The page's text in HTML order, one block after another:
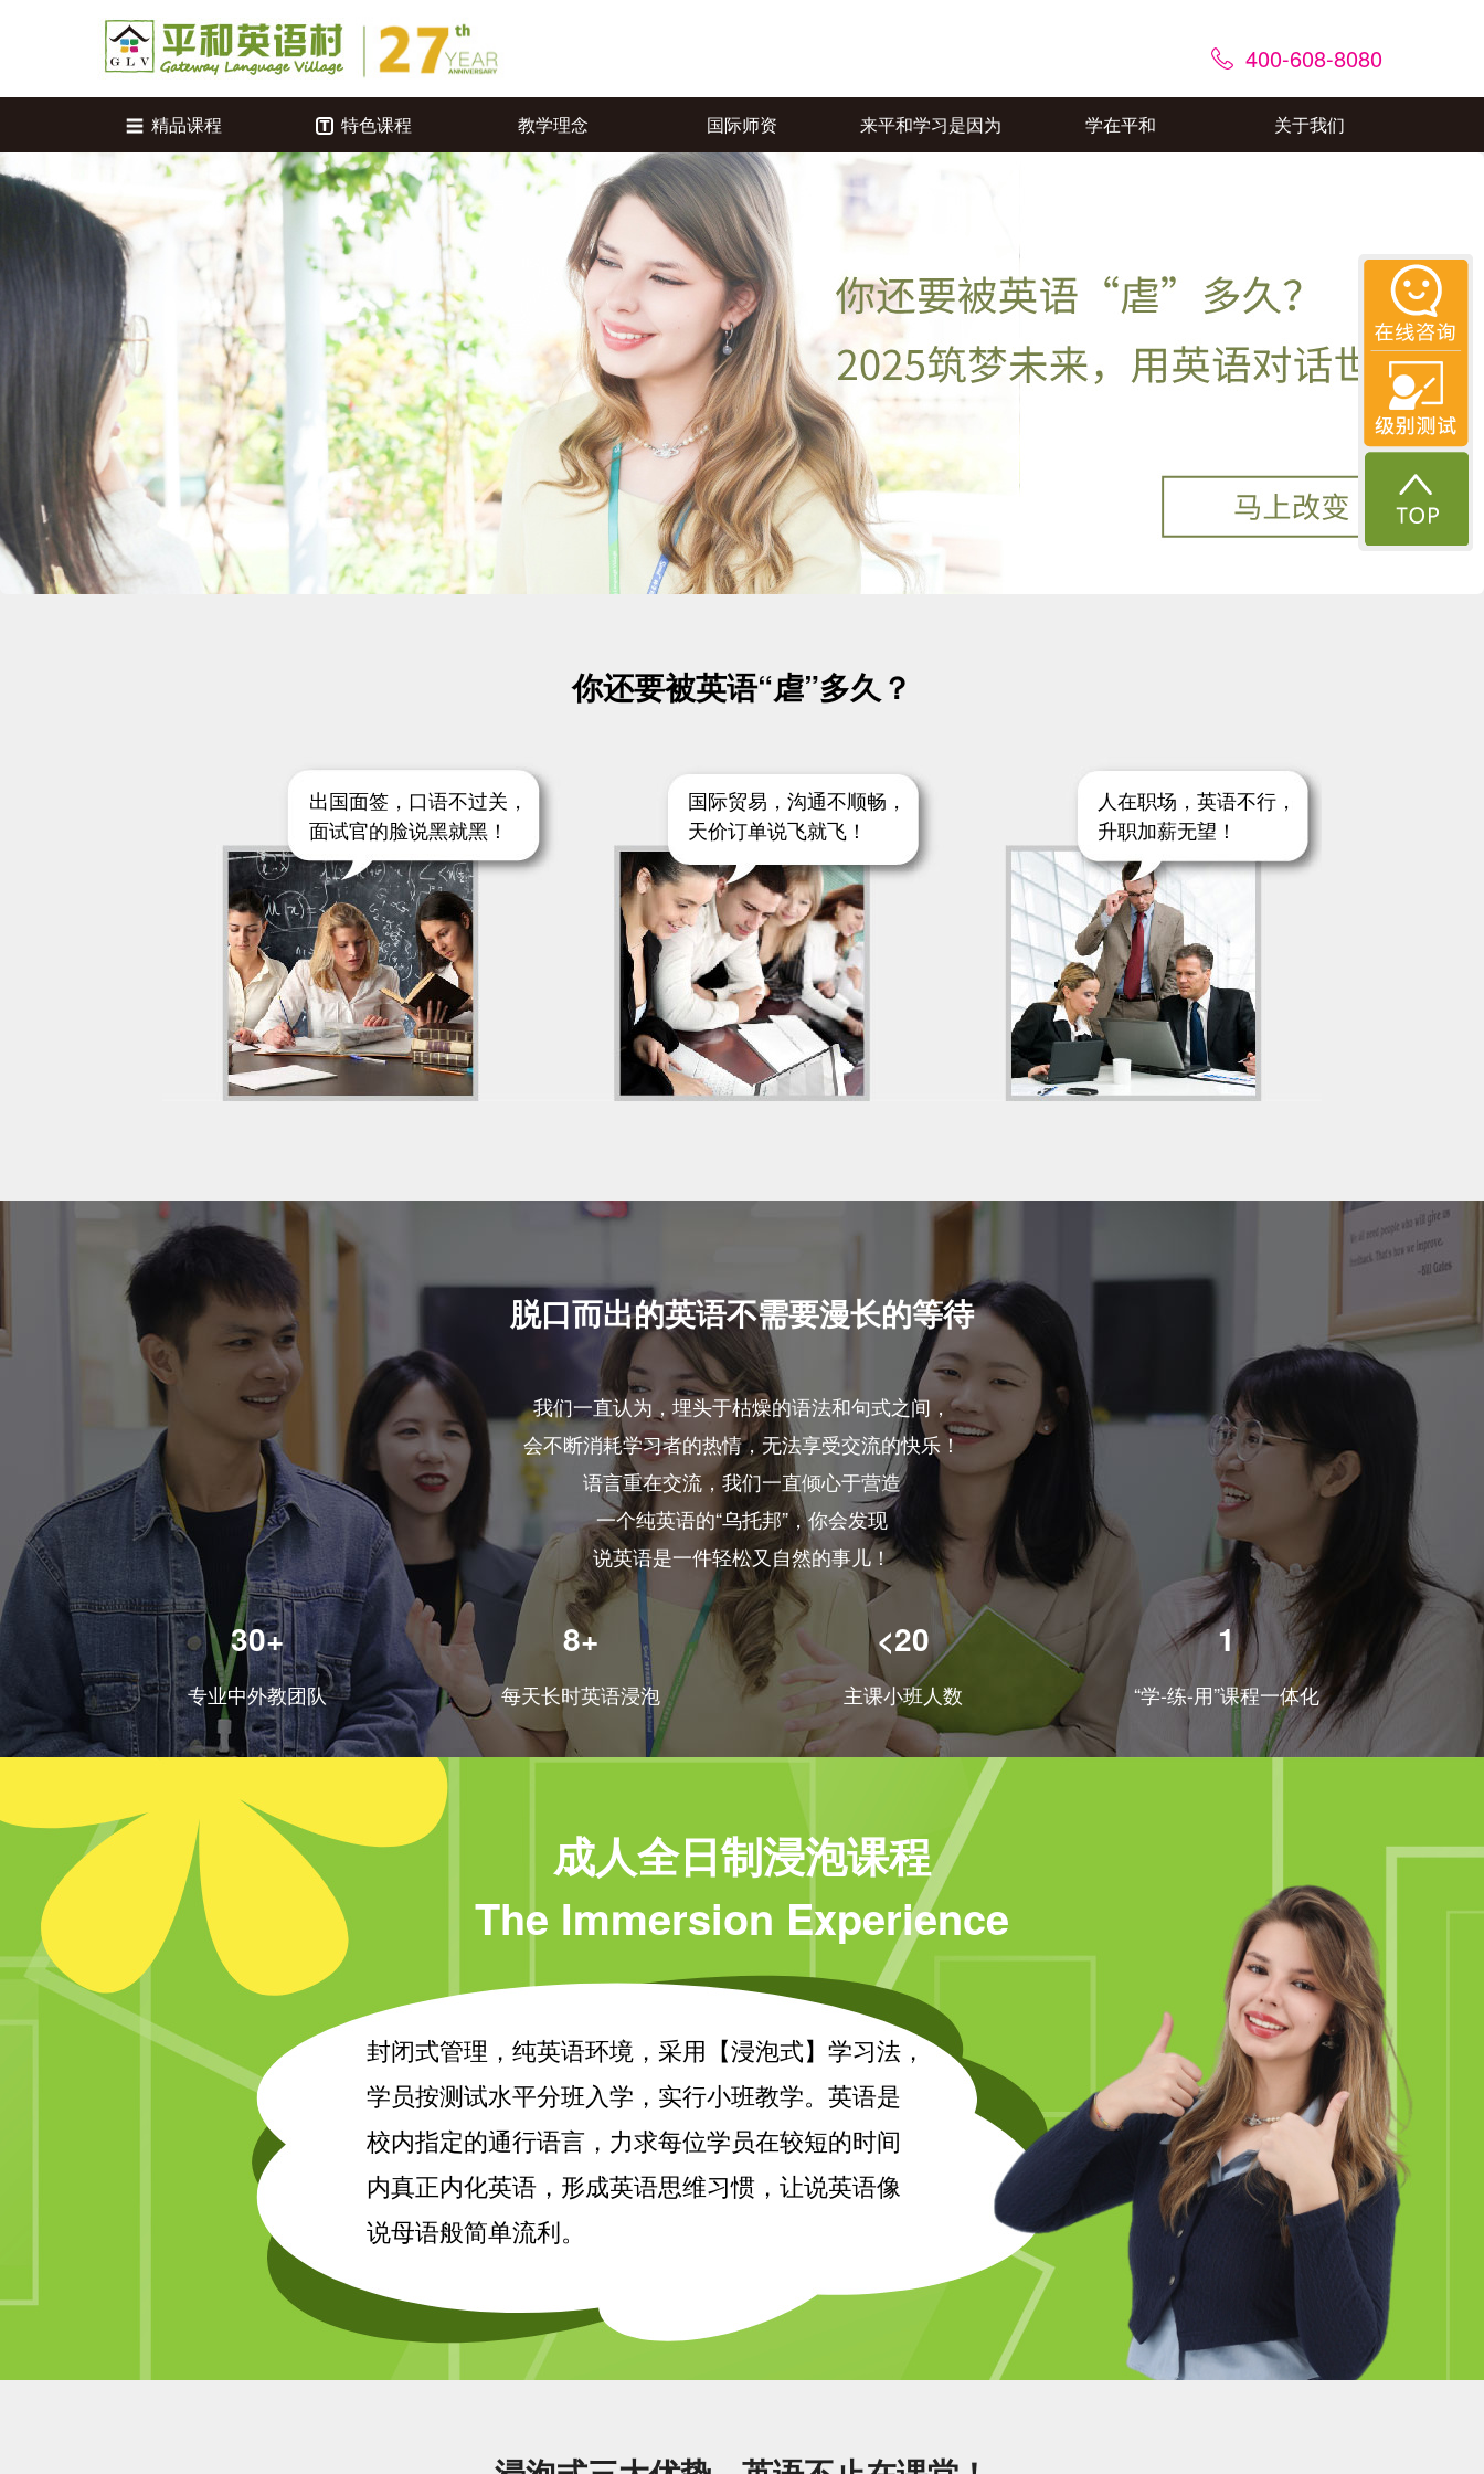
400-608-8080
精品课程 特色课程 教学理念 国际师资 来平和学习是因为 学在平和 关于我们
你还要被英语“虐”多久？
出国面签，口语不过关，
面试官的脸说黑就黑！
国际贸易，沟通不顺畅，
天价订单说飞就飞！
人在职场，英语不行，
升职加薪无望！
脱口而出的英语不需要漫长的等待
我们一直认为，埋头于枯燥的语法和句式之间，
会不断消耗学习者的热情，无法享受交流的快乐！
语言重在交流，我们一直倾心于营造
一个纯英语的“乌托邦”，你会发现
说英语是一件轻松又自然的事儿！
30+
专业中外教团队
8+
每天长时英语浸泡
<20
主课小班人数
1
“学-练-用”课程一体化
成人全日制浸泡课程
The Immersion Experience
封闭式管理，纯英语环境，采用【浸泡式】学习法，
学员按测试水平分班入学，实行小班教学。英语是
校内指定的通行语言，力求每位学员在较短的时间
内真正内化英语，形成英语思维习惯，让说英语像
说母语般简单流利。